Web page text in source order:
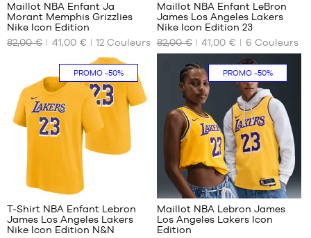
NOS
DISPONIBLES
enfant
- 1m25
à
1m35
M -
enfant
- 1m35
1m50
L -
enfant
- 1m50
Maillot NBA Enfant Ja
Morant Memphis Grizzlies
Nike Icon Edition
82,00 €
41,00 € 12 Couleurs
NOS
DISPONIBLES
M -
enfant
- 1m35
à
1m50
L -
enfant
- 1m50
à
1m65
XL -
enfant
- 1m65
Maillot NBA Enfant LeBron
James Los Angeles Lakers
Nike Icon Edition 23
82,00 €
41,00 € 6 Couleurs
PROMO-50%
NOS
T-Shirt NBA Enfant Lebron
James Los Angeles Lakers
Nike Icon Edition N&N
PROMO -50%
NOS
294
Maillot NBA Lebron James
Los Angeles Lakers Icon
Edition